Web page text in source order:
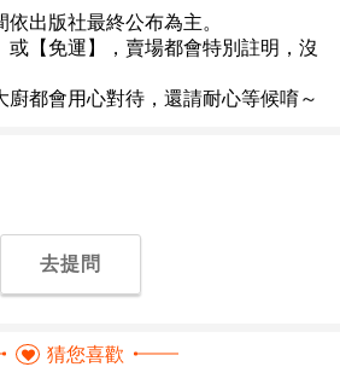
去提問
猜您喜歡